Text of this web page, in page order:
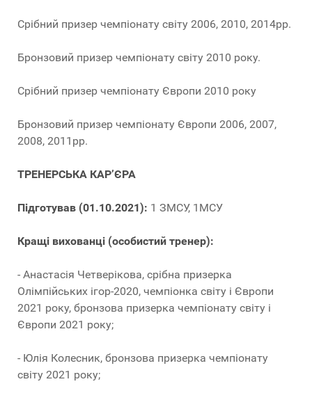
Срібний призер чемпіонату світу 2006, 2010, 2014рр.
Бронзовий призер чемпіонату світу 2010 року.
Срібний призер чемпіонату Європи 2010 року
Бронзовий призер чемпіонату Європи 2006, 2007,
2008, 2011рр.
ТРЕНЕРСЬКА КАР’ЄРА
Підготував (01.10.2021): 1 ЗМСУ, 1МСУ
Кращі вихованці (особистий тренер):
- Анастасія Четверікова, срібна призерка
Олімпійських ігор-2020, чемпіонка світу і Європи
2021 року, бронзова призерка чемпіонату світу і
Європи 2021 року;
- Юлія Колесник, бронзова призерка чемпіонату
світу 2021 року;